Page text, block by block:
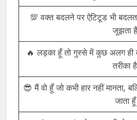
😈 लोग बातों से नहीं, मेरे
😎 कभी कभी तो मैं अपने Attitude
👑 इज्जत दी जाती है, कमाई नहीं
दुनिया को
💯 वक्त बदलने पर ऐटिटूड भी
जूझता